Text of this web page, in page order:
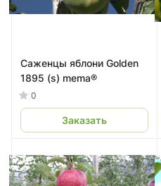
Саженцы яблони Golden
1895 (s) mema®
0
Заказать